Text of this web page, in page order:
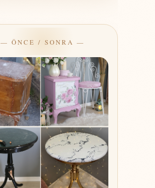
— ÖNCE / SONRA —